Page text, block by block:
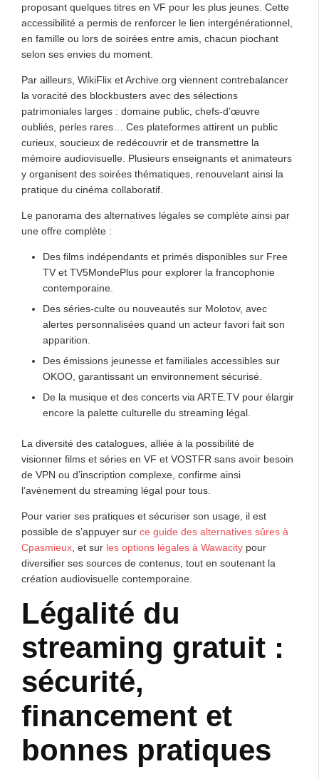
proposant quelques titres en VF pour les plus jeunes. Cette
accessibilité a permis de renforcer le lien intergénérationnel,
en famille ou lors de soirées entre amis, chacun piochant
selon ses envies du moment.
Par ailleurs, WikiFlix et Archive.org viennent contrebalancer
la voracité des blockbusters avec des sélections
patrimoniales larges : domaine public, chefs-d’œuvre
oubliés, perles rares… Ces plateformes attirent un public
curieux, soucieux de redécouvrir et de transmettre la
mémoire audiovisuelle. Plusieurs enseignants et animateurs
y organisent des soirées thématiques, renouvelant ainsi la
pratique du cinéma collaboratif.
Le panorama des alternatives légales se complète ainsi par
une offre complète :
Des films indépendants et primés disponibles sur Free
TV et TV5MondePlus pour explorer la francophonie
contemporaine.
Des séries-culte ou nouveautés sur Molotov, avec
alertes personnalisées quand un acteur favori fait son
apparition.
Des émissions jeunesse et familiales accessibles sur
OKOO, garantissant un environnement sécurisé.
De la musique et des concerts via ARTE.TV pour élargir
encore la palette culturelle du streaming légal.
La diversité des catalogues, alliée à la possibilité de
visionner films et séries en VF et VOSTFR sans avoir besoin
de VPN ou d’inscription complexe, confirme ainsi
l’avènement du streaming légal pour tous.
Pour varier ses pratiques et sécuriser son usage, il est
possible de s’appuyer sur ce guide des alternatives sûres à
Cpasmieux , et sur les options légales à Wawacity pour
diversifier ses sources de contenus, tout en soutenant la
création audiovisuelle contemporaine.
Légalité du
streaming gratuit :
sécurité,
financement et
bonnes pratiques